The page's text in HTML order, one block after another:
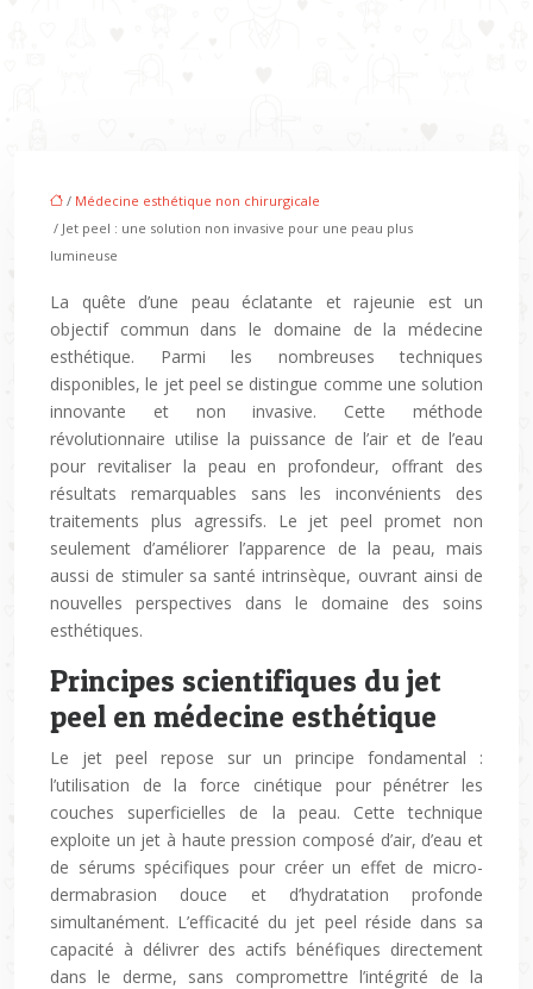
/ Médecine esthétique non chirurgicale
/ Jet peel : une solution non invasive pour une peau plus
lumineuse
La quête d’une peau éclatante et rajeunie est un
objectif commun dans le domaine de la médecine
esthétique. Parmi les nombreuses techniques
disponibles, le jet peel se distingue comme une solution
innovante et non invasive. Cette méthode
révolutionnaire utilise la puissance de l’air et de l’eau
pour revitaliser la peau en profondeur, offrant des
résultats remarquables sans les inconvénients des
traitements plus agressifs. Le jet peel promet non
seulement d’améliorer l’apparence de la peau, mais
aussi de stimuler sa santé intrinsèque, ouvrant ainsi de
nouvelles perspectives dans le domaine des soins
esthétiques.
Principes scientifiques du jet
peel en médecine esthétique
Le jet peel repose sur un principe fondamental :
l’utilisation de la force cinétique pour pénétrer les
couches superficielles de la peau. Cette technique
exploite un jet à haute pression composé d’air, d’eau et
de sérums spécifiques pour créer un effet de micro-
dermabrasion douce et d’hydratation profonde
simultanément. L’efficacité du jet peel réside dans sa
capacité à délivrer des actifs bénéfiques directement
dans le derme, sans compromettre l’intégrité de la